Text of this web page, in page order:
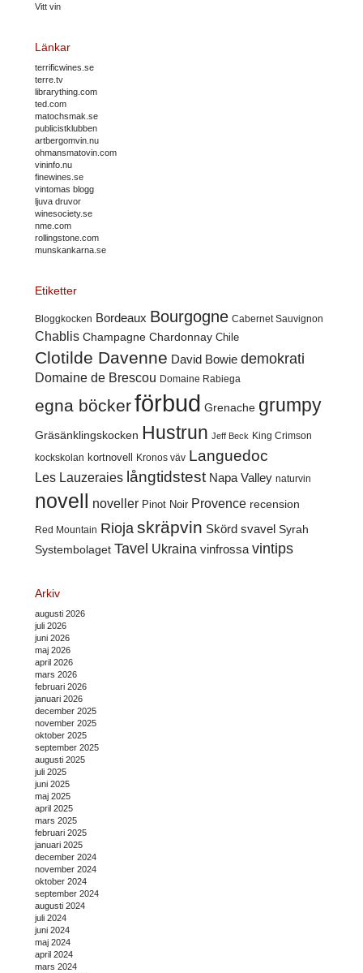
Vitt vin
Länkar
terrificwines.se
terre.tv
librarything.com
ted.com
matochsmak.se
publicistklubben
artbergomvin.nu
ohmansmatovin.com
vininfo.nu
finewines.se
vintomas blogg
ljuva druvor
winesociety.se
nme.com
rollingstone.com
munskankarna.se
Etiketter
Bloggkocken Bordeaux Bourgogne Cabernet Sauvignon
Chablis Champagne Chardonnay Chile
Clotilde Davenne David Bowie demokrati
Domaine de Brescou Domaine Rabiega
egna böckerförbud Grenache grumpy
Gräsänklingskocken Hustrun Jeff Beck King Crimson
kockskolan kortnovell Kronos väv Languedoc
Les Lauzeraies långtidstest Napa Valley naturvin
novell noveller Pinot Noir Provence recension
Red Mountain Rioja skräpvin Skörd svavel Syrah
Systembolaget Tavel Ukraina vinfrossa vintips
Arkiv
augusti 2026
juli 2026
juni 2026
maj 2026
april 2026
mars 2026
februari 2026
januari 2026
december 2025
november 2025
oktober 2025
september 2025
augusti 2025
juli 2025
juni 2025
maj 2025
april 2025
mars 2025
februari 2025
januari 2025
december 2024
november 2024
oktober 2024
september 2024
augusti 2024
juli 2024
juni 2024
maj 2024
april 2024
mars 2024